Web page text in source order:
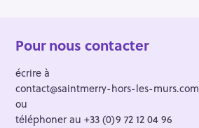
Pour nous contacter
écrire à
contact@saintmerry-hors-les-murs.com
ou
téléphoner au +33 (0)9 72 12 04 96